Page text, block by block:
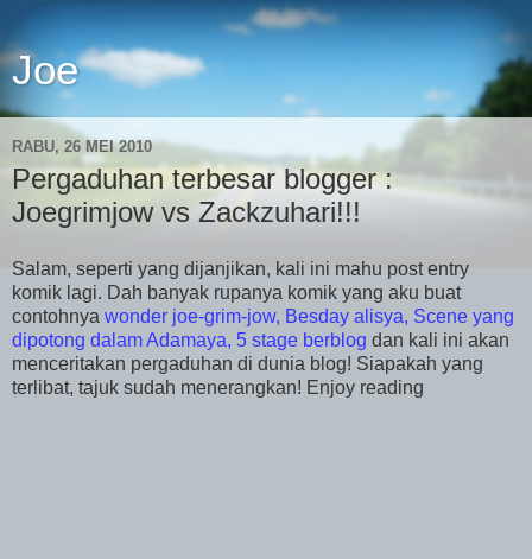
Joe
RABU, 26 MEI 2010
Pergaduhan terbesar blogger :
Joegrimjow vs Zackzuhari!!!
Salam, seperti yang dijanjikan, kali ini mahu post entry
komik lagi. Dah banyak rupanya komik yang aku buat
contohnya wonder joe-grim-jow, Besday alisya, Scene yang
dipotong dalam Adamaya, 5 stage berblog dan kali ini akan
menceritakan pergaduhan di dunia blog! Siapakah yang
terlibat, tajuk sudah menerangkan! Enjoy reading